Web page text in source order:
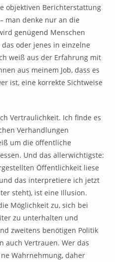
objektiven Berichterstattung
man denke nur an die
genügend Menschen
oder jenes in einzelne
weiß aus der Erfahrung mit
aus meinem Job, dass es
ist, eine korrekte Sichtweise
Vertraulichkeit. Ich finde es
Verhandlungen
um die öffentliche
Und das allerwichtigste:
Öffentlichkeit liese
das interpretiere ich jetzt
steht), ist eine Illusion.
Möglichkeit zu, sich bei
zu unterhalten und
zweitens benötigen Politik
auch Vertrauen. Wer das
Wahrnehmung, daher